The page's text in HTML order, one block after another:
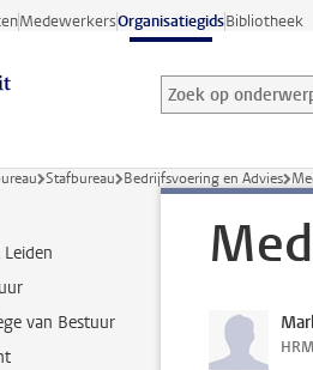
MedewerkersOrganisatiegidsBibliotheek
Zoek op
Zoekterm
Stafbureau Bedrijfsvoering en Advies
van Bestuur